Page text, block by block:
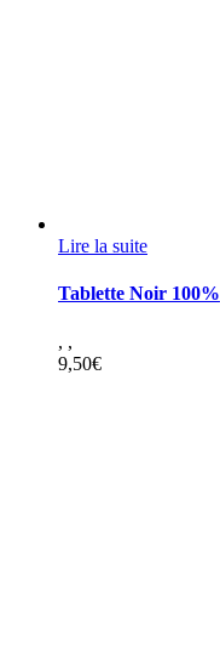
Lire la suite
Tablette Noir 100%
, ,
9,50€